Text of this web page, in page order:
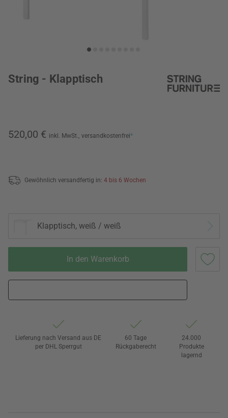
String - Klapptisch
520,00 € inkl. MwSt., versandkostenfrei*
Gewöhnlich versandfertig in: 4 bis 6 Wochen
Klapptisch, weiß / weiß
In den Warenkorb
Lieferung nach Versand aus DE
per DHL Sperrgut
60 Tage
Rückgaberecht
24.000
Produkte
lagernd